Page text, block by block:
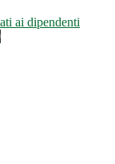
ai dipendenti